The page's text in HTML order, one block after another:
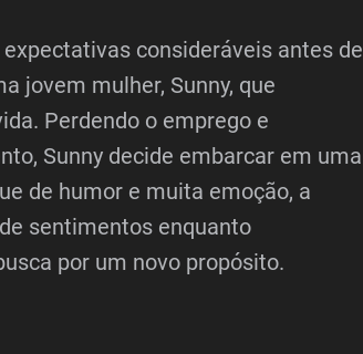
consideráveis antes de
jovem mulher, Sunny, que
Perdendo o emprego e
Sunny decide embarcar em uma
de humor e muita emoção, a
sentimentos enquanto
por um novo propósito.